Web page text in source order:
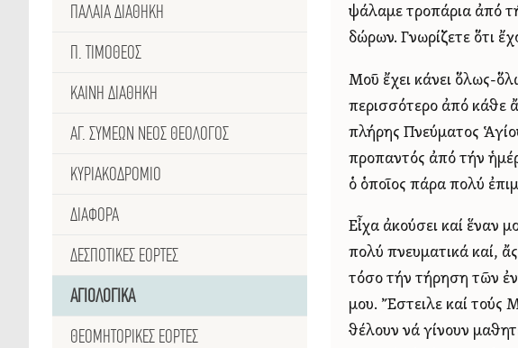
ΠΑΛΑΙΑ ΔΙΑΘΗΚΗ
Π. ΤΙΜΟΘΕΟΣ
ΚΑΙΝΗ ΔΙΑΘΗΚΗ
ΑΓ. ΣΥΜΕΩΝ ΝΈΟΣ ΘΕΟΛΟΓΟΣ
ΚΥΡΙΑΚΟΔΡΟΜΙΟ
ΔΙΑΦΟΡΑ
ΔΕΣΠΟΤΙΚΕΣ ΕΟΡΤΕΣ
ΑΓΙΟΛΟΓΙΚΑ
ΘΕΟΜΗΤΟΡΙΚΕΣ ΕΟΡΤΕΣ
ψάλαμε τροπάρια ἀπό
δώρων. Γνωρίζετε ὅτι
Μοῦ ἔχει κάνει ὅλως-
περισσότερο ἀπό κάθε
πλήρης Πνεύματος
προπαντός ἀπό τήν
ὁ ὁποῖος πάρα πολύ
Εἶχα ἀκούσει καί ἕναν
πολύ πνευματικά καί,
τόσο τήν τήρηση τῶν
μου. Ἔστειλε καί τούς
θέλουν νά γίνουν